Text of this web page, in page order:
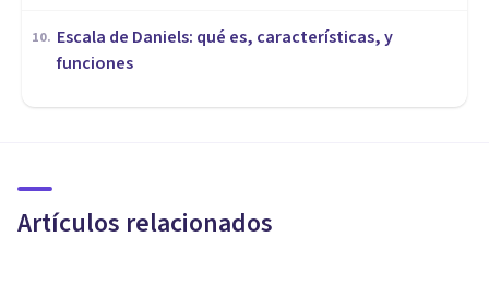
10. Escala de Daniels: qué es, características, y
funciones
Artículos relacionados
de este psicoanalista